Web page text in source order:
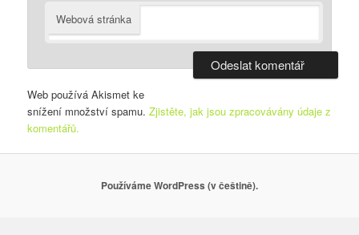
Webová stránka
Web používá Akismet ke
snížení množství spamu.Zjistěte, jak jsou zpracovávány údaje z
komentářů.
Používáme WordPress (v češtině).